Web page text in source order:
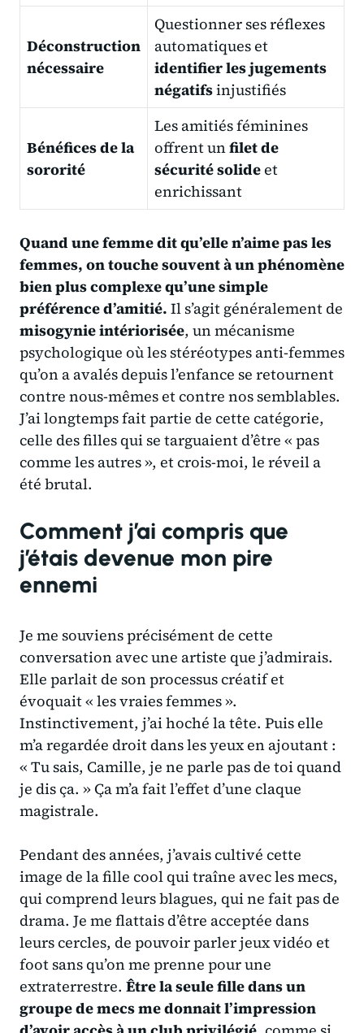
Déconstruction
nécessaire
Questionner ses réflexes
automatiques et
identifier les jugements
négatifsinjustifiés
Bénéfices de la
sororité
Les amitiés féminines
offrent unfilet de
sécurité solideet
enrichissant
Quand une femme dit qu’elle n’aime pas les
femmes, on touche souvent à un phénomène
bien plus complexe qu’une simple
préférence d’amitié. Il s’agit généralement de
misogynie intériorisée, un mécanisme
psychologique où les stéréotypes anti-femmes
qu’on a avalés depuis l’enfance se retournent
contre nous-mêmes et contre nos semblables.
J’ai longtemps fait partie de cette catégorie,
celle des filles qui se targuaient d’être « pas
comme les autres », et crois-moi, le réveil a
été brutal.
Comment j’ai compris que
j’étais devenue mon pire
ennemi
Je me souviens précisément de cette
conversation avec une artiste que j’admirais.
Elle parlait de son processus créatif et
évoquait « les vraies femmes ».
Instinctivement, j’ai hoché la tête. Puis elle
m’a regardée droit dans les yeux en ajoutant :
« Tu sais, Camille, je ne parle pas de toi quand
je dis ça. » Ça m’a fait l’effet d’une claque
magistrale.
Pendant des années, j’avais cultivé cette
image de la fille cool qui traîne avec les mecs,
qui comprend leurs blagues, qui ne fait pas de
drama. Je me flattais d’être acceptée dans
leurs cercles, de pouvoir parler jeux vidéo et
foot sans qu’on me prenne pour une
extraterrestre. Être la seule fille dans un
groupe de mecs me donnait l’impression